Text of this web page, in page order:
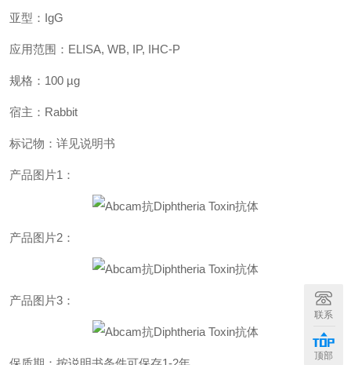
亚型：IgG
应用范围：ELISA, WB, IP, IHC-P
规格：100 µg
宿主：Rabbit
标记物：详见说明书
产品图片1：
产品图片2：
产品图片3：
联系
顶部